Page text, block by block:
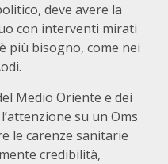
deve avere la
con interventi mirati
più bisogno, come nei
Medio Oriente e dei
su un Oms
le carenze sanitarie
credibilità,